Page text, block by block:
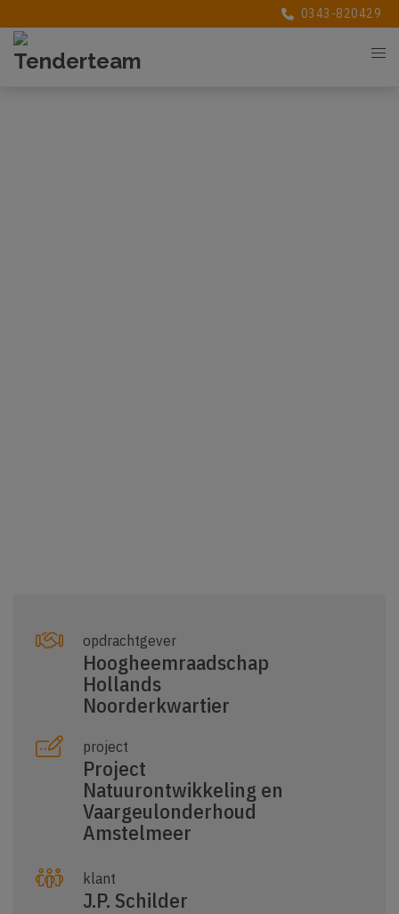
0343-820429
opdrachtgever
Hoogheemraadschap
Hollands
Noorderkwartier
project
Project
Natuurontwikkeling en
Vaargeulonderhoud
Amstelmeer
klant
J.P. Schilder